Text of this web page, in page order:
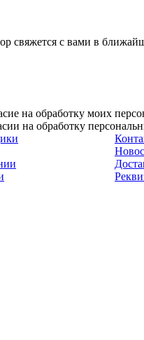
свяжется с вами в
на обработку моих
на обработку